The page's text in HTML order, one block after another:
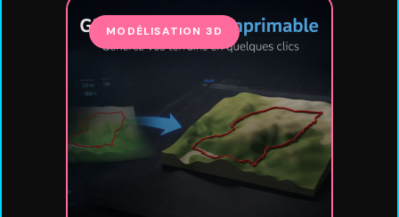
MODÉLISATION 3D